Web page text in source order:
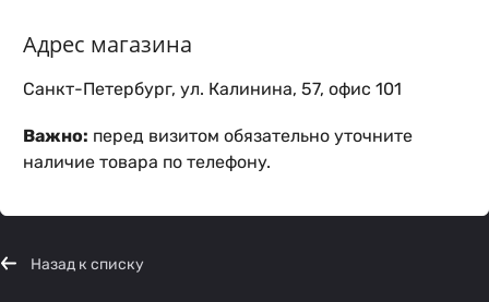
Адрес магазина
Санкт-Петербург, ул. Калинина, 57, офис 101
Важно: перед визитом обязательно уточните
наличие товара по телефону.
Назад к списку